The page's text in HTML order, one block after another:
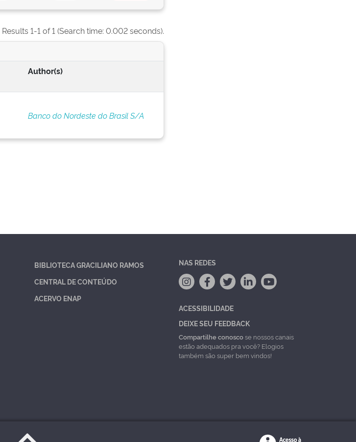
Results 1-1 of 1 (Search time: 0.002 seconds).
Author(s)
Banco do Nordeste do Brasil S/A
BIBLIOTECA GRACILIANO RAMOS
CENTRAL DE CONTEÚDO
ACERVO ENAP
NAS REDES
ACESSIBILIDADE
DEIXE SEU FEEDBACK
Compartilhe conoscose nossos canais
estão adequados pra você? Elogios
também são super bem vindos!